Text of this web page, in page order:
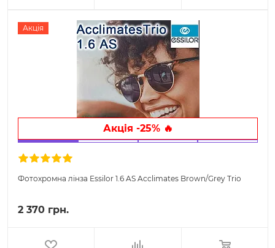
Акція
Акція -25% 🔥
Фотохромна лінза Essilor 1.6 AS Acclimates Brown/Grey Trio
2 370 грн.